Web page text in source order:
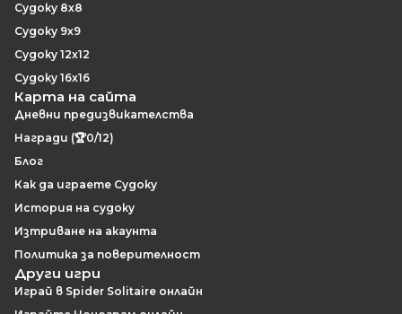
Судоку 8x8
Судоку 9x9
Судоку 12x12
Судоку 16x16
Карта на сайта
Дневни предизвикателства
Награди (🏆0/12)
Блог
Как да играете Судоку
История на судоку
Изтриване на акаунта
Политика за поверителност
Други игри
Играй в Spider Solitaire онлайн